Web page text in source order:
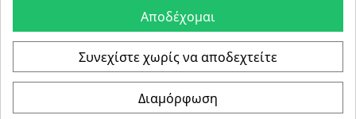
Συμφωνώ με τουςόρους χρήσης
Copyright © 2026 Greenhousebio
Αποδέχομαι
Συνεχίστε χωρίς να αποδεχτείτε
Διαμόρφωση